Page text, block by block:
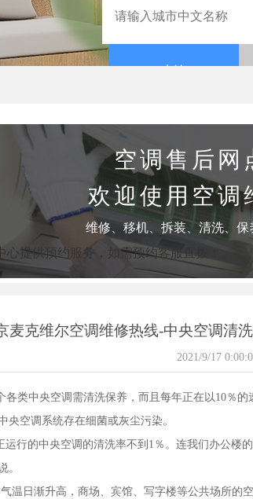
空调售后网
欢迎使用空调
维修、移机、拆装、清洗、
心提供预约服务，如需预约客服直拨：
麦克维尔空调维修热线-中央空调清
2021/9/17
各类中央空调需清洗保养，而且每年正在以10％
央空调系统存在细菌或灰尘污染。
运行的中央空调的清洗率不到1％。连我们办公楼
。
温日渐升高，商场、宾馆、写字楼等公共场所的